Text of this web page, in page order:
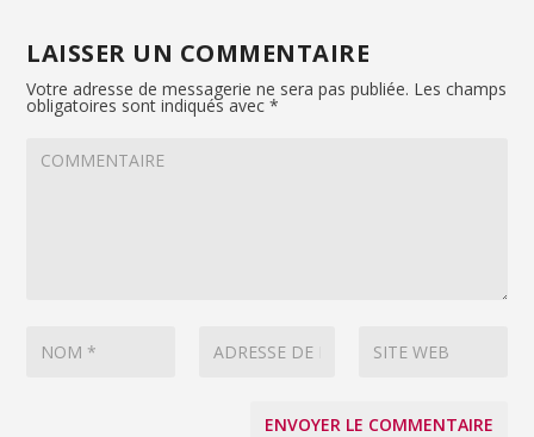
LAISSER UN COMMENTAIRE
Votre adresse de messagerie ne sera pas publiée. Les champs
obligatoires sont indiqués avec*